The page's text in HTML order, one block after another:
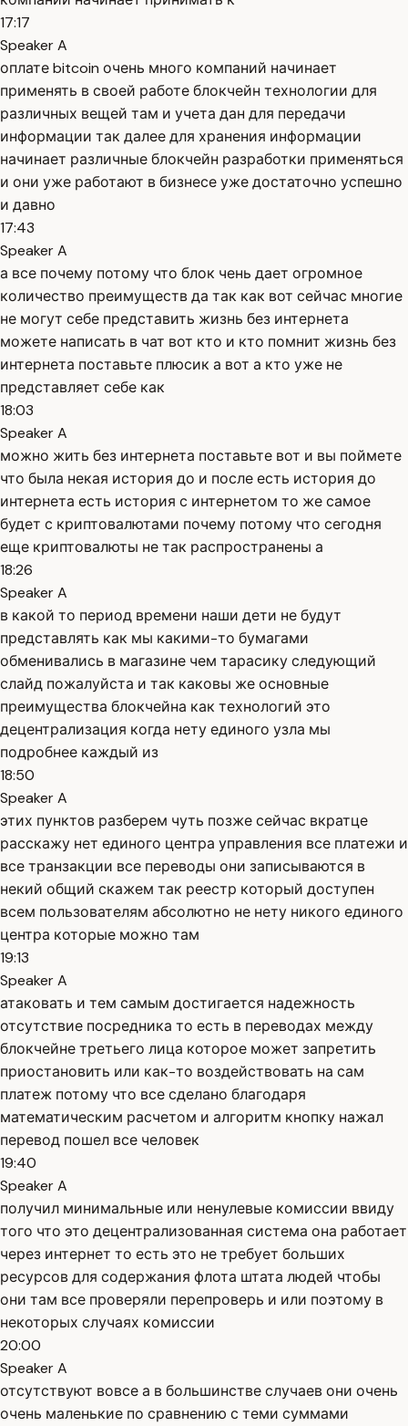
17:17
Speaker A
оплате bitcoin очень много компаний начинает
применять в своей работе блокчейн технологии для
различных вещей там и учета дан для передачи
информации так далее для хранения информации
начинает различные блокчейн разработки применяться
и они уже работают в бизнесе уже достаточно успешно
и давно
17:43
Speaker A
а все почему потому что блок чень дает огромное
количество преимуществ да так как вот сейчас многие
не могут себе представить жизнь без интернета
можете написать в чат вот кто и кто помнит жизнь без
интернета поставьте плюсик а вот а кто уже не
представляет себе как
18:03
Speaker A
можно жить без интернета поставьте вот и вы поймете
что была некая история до и после есть история до
интернета есть история с интернетом то же самое
будет с криптовалютами почему потому что сегодня
еще криптовалюты не так распространены а
18:26
Speaker A
в какой то период времени наши дети не будут
представлять как мы какими-то бумагами
обменивались в магазине чем тарасику следующий
слайд пожалуйста и так каковы же основные
преимущества блокчейна как технологий это
децентрализация когда нету единого узла мы
подробнее каждый из
18:50
Speaker A
этих пунктов разберем чуть позже сейчас вкратце
расскажу нет единого центра управления все платежи и
все транзакции все переводы они записываются в
некий общий скажем так реестр который доступен
всем пользователям абсолютно не нету никого единого
центра которые можно там
19:13
Speaker A
атаковать и тем самым достигается надежность
отсутствие посредника то есть в переводах между
блокчейне третьего лица которое может запретить
приостановить или как-то воздействовать на сам
платеж потому что все сделано благодаря
математическим расчетом и алгоритм кнопку нажал
перевод пошел все человек
19:40
Speaker A
получил минимальные или ненулевые комиссии ввиду
того что это децентрализованная система она работает
через интернет то есть это не требует больших
ресурсов для содержания флота штата людей чтобы
они там все проверяли перепроверь и или поэтому в
некоторых случаях комиссии
20:00
Speaker A
отсутствуют вовсе а в большинстве случаев они очень
очень маленькие по сравнению с теми суммами